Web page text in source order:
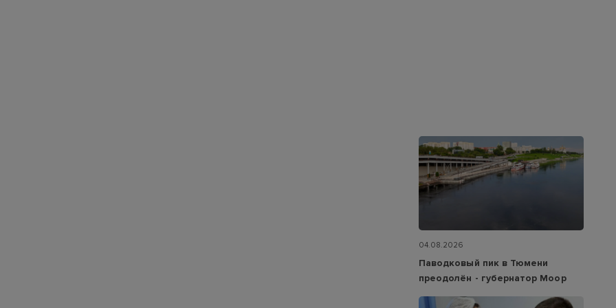
04.08.2026
Паводковый пик в Тюмени
преодолён - губернатор Моор